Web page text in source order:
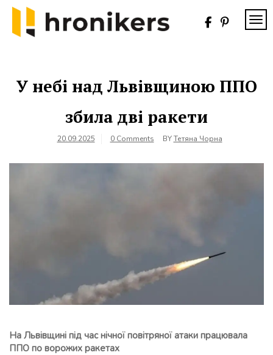
Skip
content
У небі над Львівщиною ППО
збила дві ракети
20.09.2025 0 Comments BYТетяна Чорна
На Львівщині під час нічної повітряної атаки працювала
ППО по ворожих ракетах